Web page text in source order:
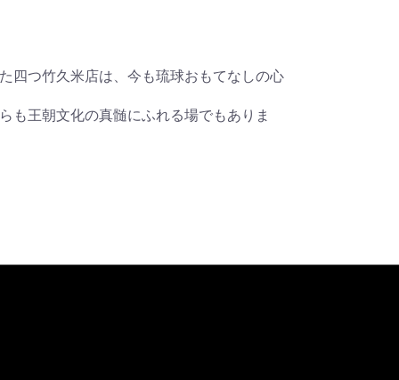
四つ竹久米店は、今も琉球おもてなしの心
も王朝文化の真髄にふれる場でもありま